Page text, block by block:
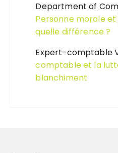
Department of
Personne morale
quelle différence ?
Expert-comptable
comptable et la
blanchiment